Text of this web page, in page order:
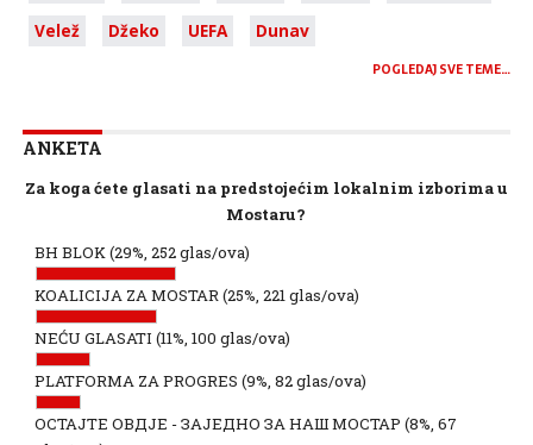
Velež
Džeko UEFA Dunav
POGLEDAJ SVE TEME…
ANKETA
Za koga ćete glasati na predstojećim lokalnim izborima u
Mostaru?
BH BLOK(29%, 252 glas/ova)
KOALICIJA ZA MOSTAR(25%, 221 glas/ova)
NEĆU GLASATI (11%, 100 glas/ova)
PLATFORMA ZA PROGRES (9%, 82 glas/ova)
ОСТАЈТЕ ОВДЈЕ - ЗАЈЕДНО ЗА НАШ МОСТАР (8%, 67